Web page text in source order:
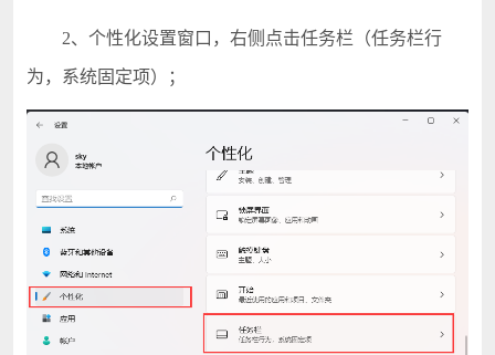
2、个性化设置窗口，右侧点击任务栏（任务栏行
为，系统固定项）；